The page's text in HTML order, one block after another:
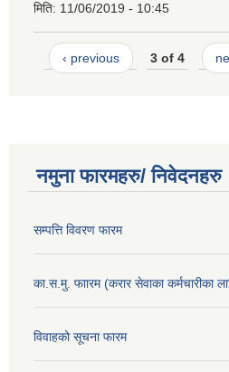
मिति: 11/06/2019 - 10:45
‹ previous 3 of 4
नमुना फारमहरु/ निवेदनहरु
सम्पत्ति विवरण फारम
का.स.मु. फाारम (करार सेवाका कर्मचारीका
विवाहको सूचना फारम